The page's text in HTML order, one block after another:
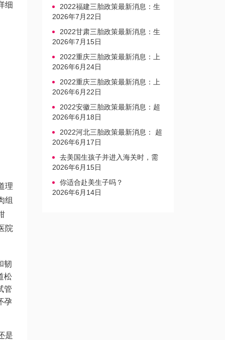
细
理
组
院
韧
松
管
孕
是
2022福建三胎政策最新消息：生
育奖励发放迎新标准
2026年7月22日
2022甘肃三胎政策最新消息：生
育产假不享受带薪福利
2026年7月15日
2022重庆三胎政策最新消息：上
户口、办准生证指南
2026年6月24日
2022重庆三胎政策最新消息：上
户口、办准生证指南
2026年6月22日
2022安徽三胎政策最新消息：超
生家庭罚款标准更新
2026年6月18日
2022河北三胎政策最新消息： 超
生三孩不再缴纳社会抚养费
2026年6月17日
去美国生孩子并进入海关时，需
要注意的事项是什么？
2026年6月15日
你适合赴美生子吗？
2026年6月14日